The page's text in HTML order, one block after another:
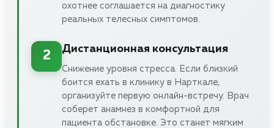
охотнее соглашается на диагностику
реальных телесных симптомов.
2
Дистанционная консультация
Снижение уровня стресса. Если близкий
боится ехать в клинику в Нарткале,
организуйте первую онлайн-встречу. Врач
соберет анамнез в комфортной для
пациента обстановке. Это станет мягким